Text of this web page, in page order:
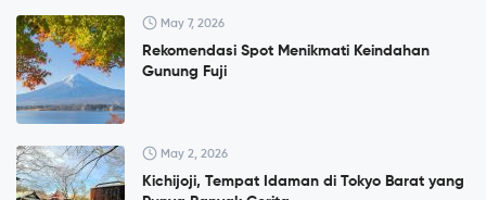
May 7, 2026
Rekomendasi Spot Menikmati Keindahan
Gunung Fuji
May 2, 2026
Kichijoji, Tempat Idaman di Tokyo Barat yang